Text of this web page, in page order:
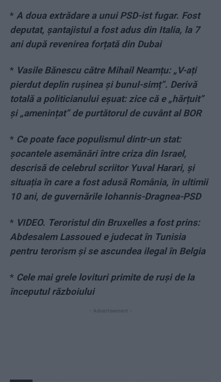
* A doua extrădare a unui PSD-ist fugar. Fost
deputat, șantajistul a fost adus din Italia, la 7
ani după revenirea forțată din Dubai
* Vasile Bănescu către Mihail Neamțu: „V-ați
pierdut deplin rușinea și bunul-simț”. Derivă
totală a politicianului eșuat: zice că e „hărțuit”
și „amenințat” de purtătorul de cuvânt al BOR
* Ce poate face populismul dintr-un stat:
șocantele asemănări între criza din Israel,
descrisă de celebrul scriitor Yuval Harari, și
situația în care a fost adusă România, în ultimii
10 ani, de guvernările Iohannis-Dragnea-PSD
* VIDEO. Teroristul din Bruxelles a fost prins:
Abdesalem Lassoued e judecat în Tunisia
pentru terorism și se ascundea ilegal în Belgia
* Cele mai grele lovituri primite de ruși de la
începutul războiului
- Advertisement -